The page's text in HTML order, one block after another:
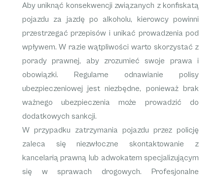
Aby uniknąć konsekwencji związanych z konfiskatą
pojazdu za jazdę po alkoholu, kierowcy powinni
przestrzegać przepisów i unikać prowadzenia pod
wpływem. W razie wątpliwości warto skorzystać z
porady prawnej, aby zrozumieć swoje prawa i
obowiązki. Regularne odnawianie polisy
ubezpieczeniowej jest niezbędne, ponieważ brak
ważnego ubezpieczenia może prowadzić do
dodatkowych sankcji.
W przypadku zatrzymania pojazdu przez policję
zaleca się niezwłoczne skontaktowanie z
kancelarią prawną lub adwokatem specjalizującym
się w sprawach drogowych. Profesjonalne